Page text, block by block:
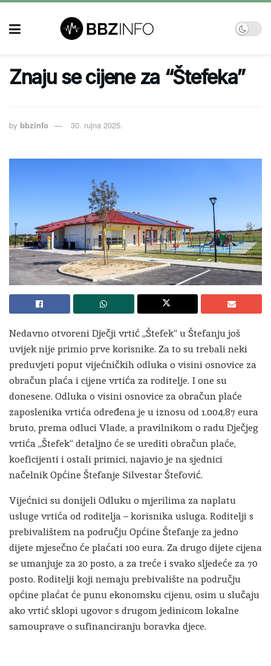
Znaju se cijene za “Štefeka”
by bbzinfo 30. rujna 2025.
Nedavno otvoreni Dječji vrtić „Štefek“ u Štefanju još
uvijek nije primio prve korisnike. Za to su trebali neki
preduvjeti poput vijećničkih odluka o visini osnovice za
obračun plaća i cijene vrtića za roditelje. I one su
donesene. Odluka o visini osnovice za obračun plaće
zaposlenika vrtića određena je u iznosu od 1.004,87 eura
bruto, prema odluci Vlade, a pravilnikom o radu Dječjeg
vrtića „Štefek“ detaljno će se urediti obračun plaće,
koeficijenti i ostali primici, najavio je na sjednici
načelnik Općine Štefanje Silvestar Štefović.
Vijećnici su donijeli Odluku o mjerilima za naplatu
usluge vrtića od roditelja – korisnika usluga. Roditelji s
prebivalištem na području Općine Štefanje za jedno
dijete mjesečno će plaćati 100 eura. Za drugo dijete cijena
se umanjuje za 20 posto, a za treće i svako sljedeće za 70
posto. Roditelji koji nemaju prebivalište na području
općine plaćat će punu ekonomsku cijenu, osim u slučaju
ako vrtić sklopi ugovor s drugom jedinicom lokalne
samouprave o sufinanciranju boravka djece.